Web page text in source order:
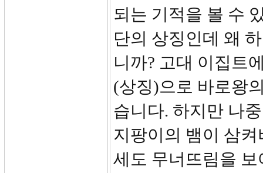
되는 기적을 볼 수
단의 상징인데 왜
니까? 고대 이집트
(상징)으로 바로왕
습니다. 하지만 나
지팡이의 뱀이 삼
세도 무너뜨림을